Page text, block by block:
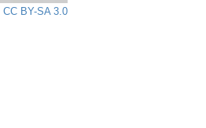
CC BY-SA 3.0